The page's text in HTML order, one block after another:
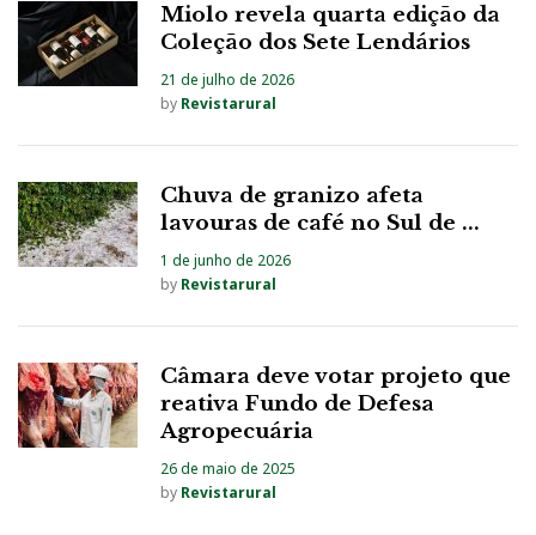
Miolo revela quarta edição da
Coleção dos Sete Lendários
21 de julho de 2026
by Revistarural
Chuva de granizo afeta
lavouras de café no Sul de ...
1 de junho de 2026
by Revistarural
Câmara deve votar projeto que
reativa Fundo de Defesa
Agropecuária
26 de maio de 2025
by Revistarural